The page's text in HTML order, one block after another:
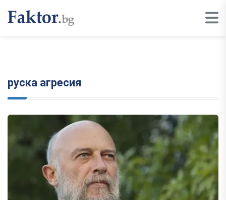
руска агресия